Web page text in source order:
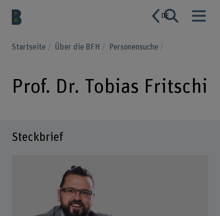
DE
Startseite Über die BFH Personensuche
Prof. Dr. Tobias Fritschi
Steckbrief